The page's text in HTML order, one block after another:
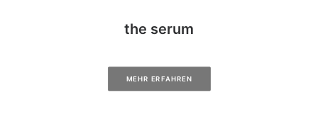
the serum
MEHR ERFAHREN